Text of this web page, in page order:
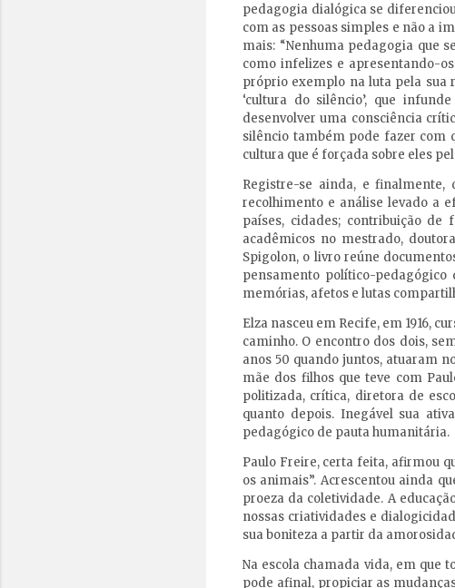
pedagogia dialógica se
com as pessoas simples e não a
mais: “Nenhuma pedagogia que
como infelizes e apresentando-
próprio exemplo na luta pela sua
‘cultura do silêncio’, que
desenvolver uma consciência
silêncio também pode fazer com
cultura que é forçada sobre eles
Registre-se ainda, e
recolhimento e análise levado a
países, cidades; contribuição
acadêmicos no mestrado,
Spigolon, o livro reúne
pensamento político-
memórias, afetos e lutas
Elza nasceu em Recife, em 1916,
caminho. O encontro dos dois,
anos 50 quando juntos, atuaram
mãe dos filhos que teve com
politizada, crítica, diretora de
quanto depois. Inegável sua
pedagógico de pauta humanitária.
Paulo Freire, certa feita, afirmou
os animais”. Acrescentou ainda
proeza da coletividade. A
nossas criatividades e
sua boniteza a partir da
Na escola chamada vida, em que
pode afinal, propiciar as